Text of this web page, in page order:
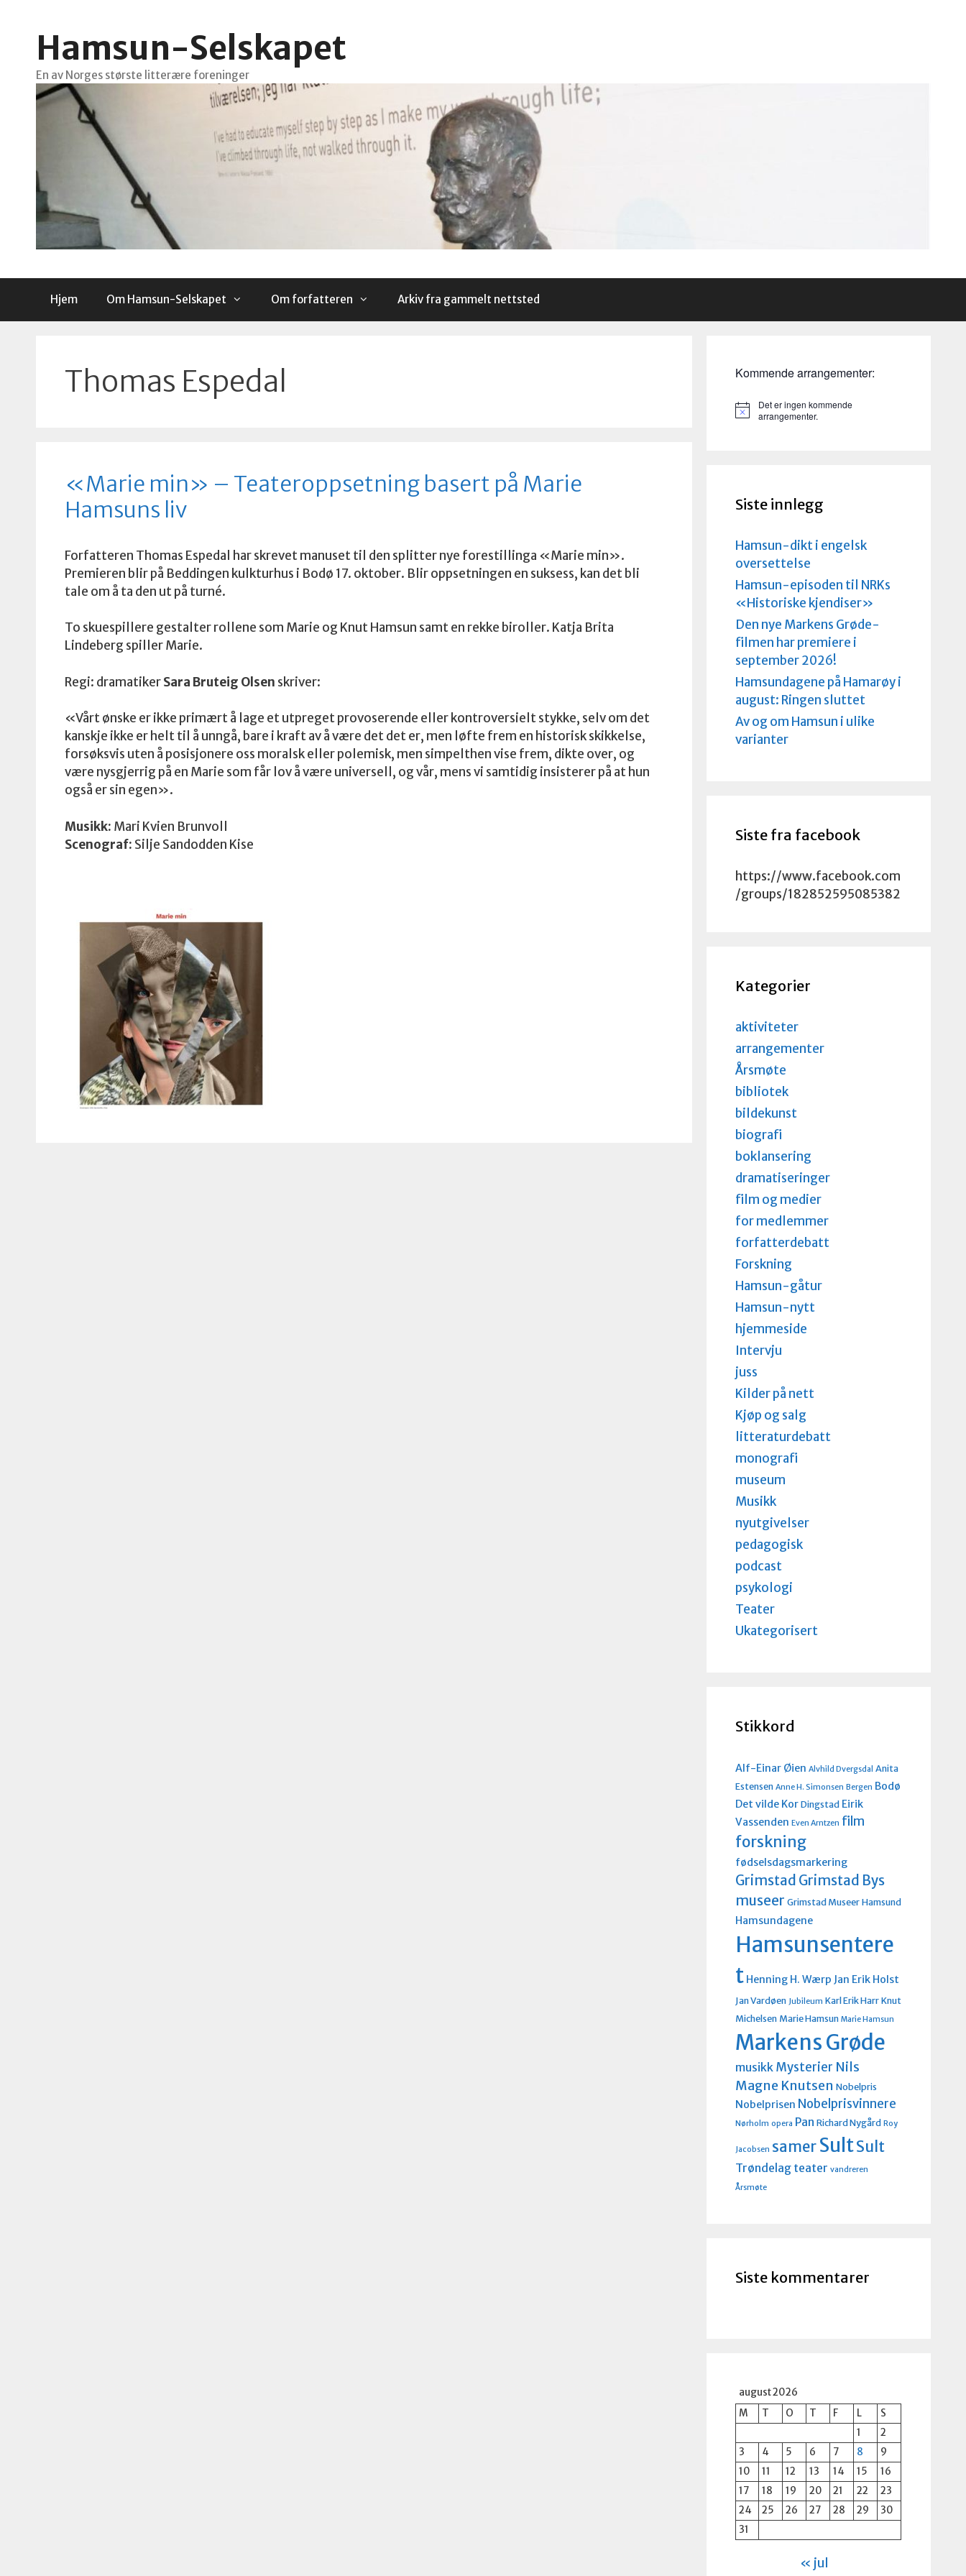
Hamsun-Selskapet
En av Norges største litterære foreninger
Hjem Om Hamsun-Selskapet Om forfatteren Arkiv fra gammelt nettsted
Thomas Espedal
«Marie min» – Teateroppsetning basert på Marie
Hamsuns liv
Forfatteren Thomas Espedal har skrevet manuset til den splitter nye forestillinga «Marie min».
Premieren blir på Beddingen kulkturhus i Bodø 17. oktober. Blir oppsetningen en suksess, kan det bli
tale om å ta den ut på turné.
To skuespillere gestalter rollene som Marie og Knut Hamsun samt en rekke biroller. Katja Brita
Lindeberg spiller Marie.
Regi: dramatikerSara Bruteig Olsen skriver:
«Vårt ønske er ikke primært å lage et utpreget provoserende eller kontroversielt stykke, selv om det
kanskje ikke er helt til å unngå, bare i kraft av å være det det er, men løfte frem en historisk skikkelse,
forsøksvis uten å posisjonere oss moralsk eller polemisk, men simpelthen vise frem, dikte over, og
være nysgjerrig på en Marie som får lov å være universell, og vår, mens vi samtidig insisterer på at hun
også er sin egen».
Musikk: Mari Kvien Brunvoll
Scenograf: Silje Sandodden Kise
Kommende arrangementer:
M
Det er ingen kommende
arrangementer.
Siste innlegg
Hamsun-dikt i engelsk
oversettelse
Hamsun-episoden til NRKs
«Historiske kjendiser»
Den nye Markens Grøde-
filmen har premiere i
september 2026!
Hamsundagene på Hamarøy i
august: Ringen sluttet
Av og om Hamsun i ulike
varianter
Siste fra facebook
https://www.facebook.com
/groups/182852595085382
Kategorier
aktiviteter
arrangementer
Årsmøte
bibliotek
bildekunst
biografi
boklansering
dramatiseringer
film og medier
for medlemmer
forfatterdebatt
Forskning
Hamsun-gåtur
Hamsun-nytt
hjemmeside
Intervju
juss
Kilder på nett
Kjøp og salg
litteraturdebatt
monografi
museum
Musikk
nyutgivelser
pedagogisk
podcast
psykologi
Teater
Ukategorisert
Stikkord
Alf-Einar Øien Alvhild Dvergsdal Anita
Estensen Anne H. Simonsen Bergen Bodø
Det vilde Kor Dingstad Eirik
Vassenden Even Arntzen film
forskning
fødselsdagsmarkering
Grimstad Grimstad Bys
museer Grimstad Museer Hamsund
Hamsundagene
Hamsunsentere
t Henning H. Wærp Jan Erik Holst
Jan Vardøen Jubileum Karl Erik Harr Knut
Michelsen Marie Hamsun Marie Hamsun
Markens Grøde
musikk Mysterier Nils
Magne Knutsen Nobelpris
Nobelprisen Nobelprisvinnere
Nørholm opera Pan Richard Nygård Roy
Jacobsen samerSultSult
Trøndelag teater vandreren
Årsmøte
Siste kommentarer
august 2026
M
T O T F L
S
1
2
3
4 5 6 7 8
9
10
11 12 13 14 15
16
17
18 19 20 21 22
23
24
25 26 27 28 29
30
31
« jul